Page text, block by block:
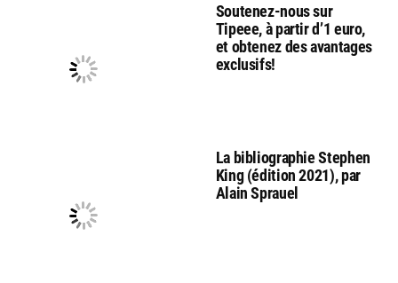
Soutenez-nous sur
Tipeee, à partir d’1 euro,
et obtenez des avantages
exclusifs!
La bibliographie Stephen
King (édition 2021), par
Alain Sprauel